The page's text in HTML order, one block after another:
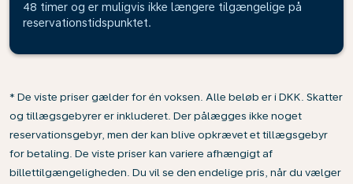
48 timer og er muligvis ikke længere tilgængelige på
reservationstidspunktet.
* De viste priser gælder for én voksen. Alle beløb er i DKK. Skatter
og tillægsgebyrer er inkluderet. Der pålægges ikke noget
reservationsgebyr, men der kan blive opkrævet et tillægsgebyr
for betaling. De viste priser kan variere afhængigt af
billettilgængeligheden. Du vil se den endelige pris, når du vælger